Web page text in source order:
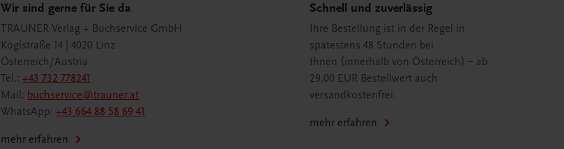
Wir sind gerne für Sie da
TRAUNER Verlag + Buchservice GmbH
Köglstraße 14 | 4020 Linz
Österreich/Austria
Tel.:+43 732 778241
Mail: buchservice@trauner.at
WhatsApp:+43 664 88 58 69 41
mehr erfahren
Schnell und zuverlässig
Ihre Bestellung ist in der Regel in
spätestens 48 Stunden bei
Ihnen (innerhalb von Österreich) – ab
29,00 EUR Bestellwert auch
versandkostenfrei.
mehr erfahren